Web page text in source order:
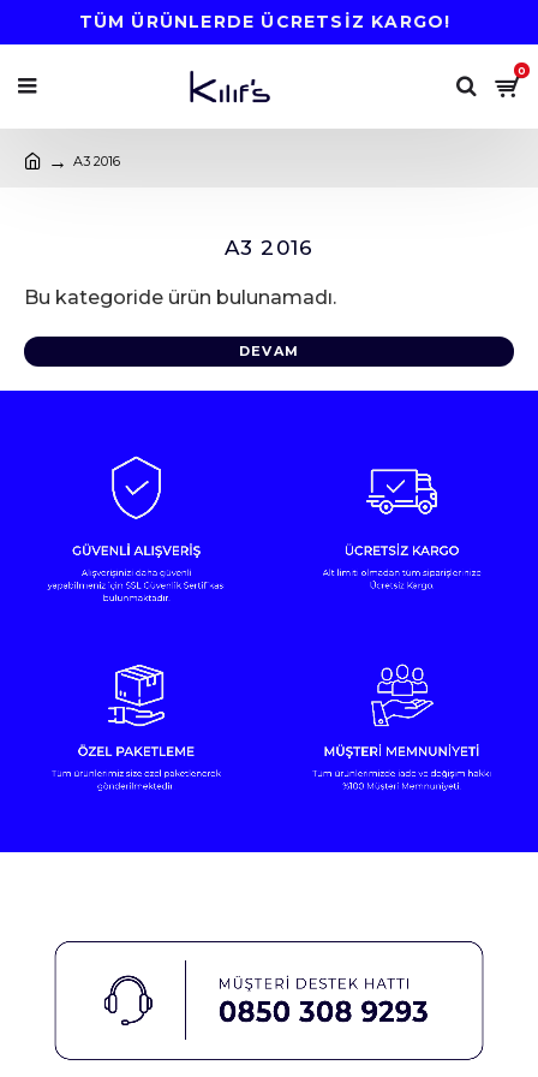
TÜM ÜRÜNLERDE ÜCRETSİZ KARGO!
0
A3 2016
A3 2016
Bu kategoride ürün bulunamadı.
DEVAM